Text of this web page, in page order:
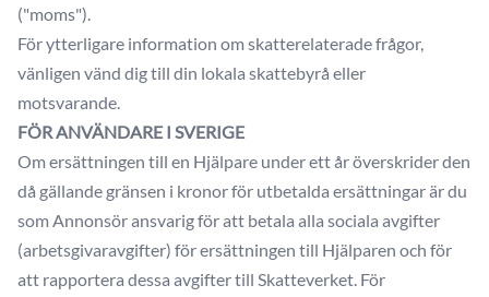
("moms").
För ytterligare information om skatterelaterade frågor,
vänligen vänd dig till din lokala skattebyrå eller
motsvarande.
FÖR ANVÄNDARE I SVERIGE
Om ersättningen till en Hjälpare under ett år överskrider den
då gällande gränsen i kronor för utbetalda ersättningar är du
som Annonsör ansvarig för att betala alla sociala avgifter
(arbetsgivaravgifter) för ersättningen till Hjälparen och för
att rapportera dessa avgifter till Skatteverket. För